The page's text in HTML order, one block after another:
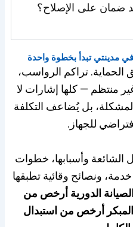
ضمان على الإصلاح؟
مدينتي تبدأ بخطوة واحدة
تراكم الرواسب،
منتظم — كلها إشارات لا
بل يُضاعف التكلفة
للجهاز.
الشائعة وأسبابها، خطوات
خدمة، ونصائح وقائية تطبقها
الصيانة الدورية أرخص من
المبكر أرخص من استبدال